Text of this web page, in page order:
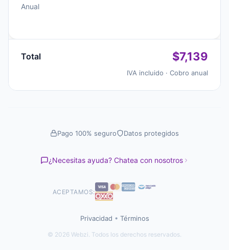
Anual
Total $7,139
IVA incluido · Cobro anual
Pago 100% seguro Datos protegidos
¿Necesitas ayuda? Chatea con nosotros
ACEPTAMOS:
Privacidad • Términos
© 2026 Webzi. Todos los derechos reservados.